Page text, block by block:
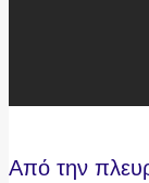
Από την